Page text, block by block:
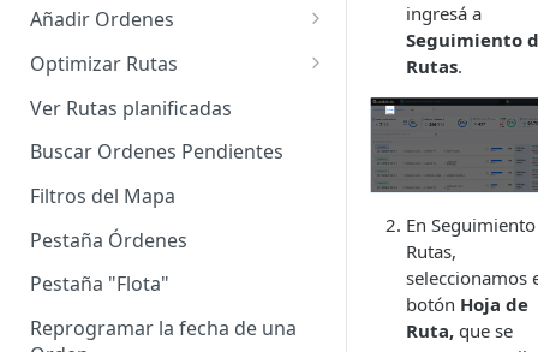
Añadir Ordenes
Definición de una Orden
Añadir de forma manual
Añadir con el archivo standard
Añadir con Plantilla propia
Añadir con la plantilla
Añadir desde Tiendas e-
Optimizar Rutas
¿Cómo Saber si mi ruta está
optimizada?
Variables para optimizar las
Rutas
Definir la Ventana Horaria de
Ver Rutas planificadas
Buscar Ordenes Pendientes
Filtros del Mapa
Pestaña Órdenes
Pestaña "Flota"
Reprogramar la fecha de una
ingresá a
Seguimiento
Rutas.
En
Rutas,
seleccionamos
botón Hoja de
Ruta, que se